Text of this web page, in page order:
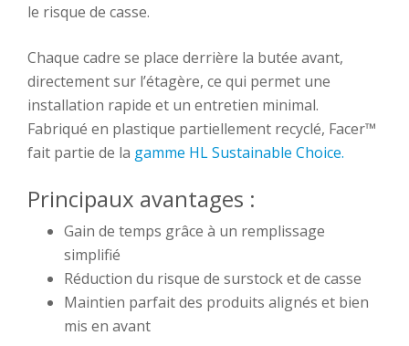
le risque de casse.
Chaque cadre se place derrière la butée avant,
directement sur l’étagère, ce qui permet une
installation rapide et un entretien minimal.
Fabriqué en plastique partiellement recyclé, Facer™
fait partie de la gamme HL Sustainable Choice.
Principaux avantages :
Gain de temps grâce à un remplissage
simplifié
Réduction du risque de surstock et de casse
Maintien parfait des produits alignés et bien
mis en avant